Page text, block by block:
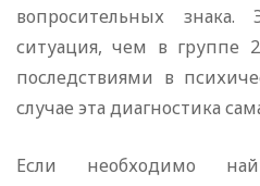
вопросительных
ситуация, чем в группе
последствиями в
случае эта диагностика
Если необходимо